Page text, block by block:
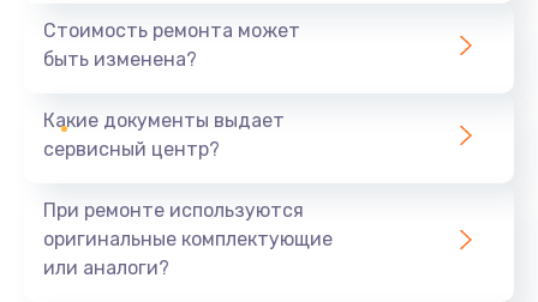
1440 руб.
Ремонт южного моста
Замена батарейки BIOS
Стоимость ремонта может
быть изменена?
Какие документы выдает
сервисный центр?
При ремонте используются
оригинальные комплектующие
или аналоги?